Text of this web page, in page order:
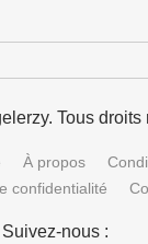
Tous droits
À propos
confidentialité
Suivez-nous :